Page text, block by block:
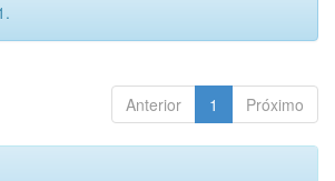
Anterior 1 Próximo